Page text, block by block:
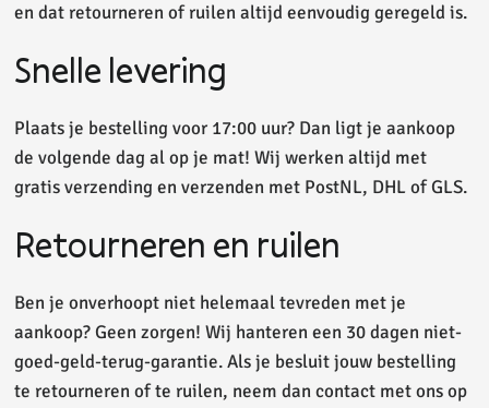
en dat retourneren of ruilen altijd eenvoudig geregeld is.
Snelle levering
Plaats je bestelling voor 17:00 uur? Dan ligt je aankoop
de volgende dag al op je mat! Wij werken altijd met
gratis verzending en verzenden met PostNL, DHL of GLS.
Retourneren en ruilen
Ben je onverhoopt niet helemaal tevreden met je
aankoop? Geen zorgen! Wij hanteren een 30 dagen niet-
goed-geld-terug-garantie. Als je besluit jouw bestelling
te retourneren of te ruilen, neem dan contact met ons op